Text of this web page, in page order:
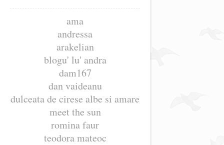
ama
andressa
arakelian
blogu' lu' andra
dam167
dan vaideanu
dulceata de cirese albe si amare
meet the sun
romina faur
teodora mateoc